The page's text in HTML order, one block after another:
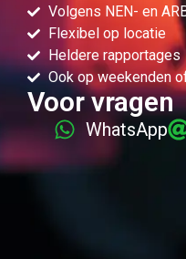
Volgens NEN- en
Flexibel op locatie
Heldere rapportages
Ook op weekenden
Voor vragen
WhatsApp